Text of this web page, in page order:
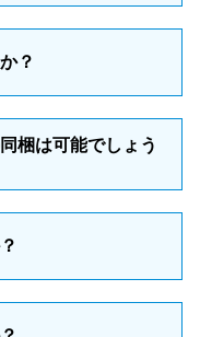
？
梱は可能でしょう